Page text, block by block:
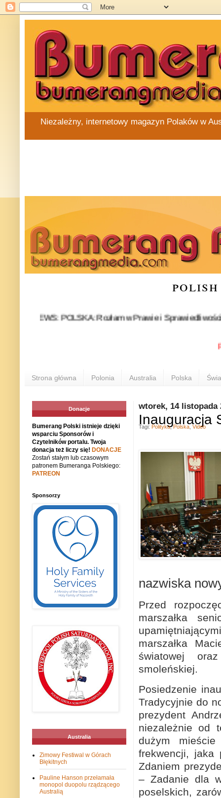
Niezależny, internetowy magazyn Polaków w
NEWS: POLSKA: Rozłam w Prawie i Sprawiedliwości
Strona główna Polonia Australia Polska
wtorek, 14 listopada
Inauguracja
nazwiska
Przed
marszałka
marszałka
światowej
smoleńskiej.
Posiedzenie
Tradycyjnie do
prezydent
niezależnie od
dużym
frekwencji, jaka
Zdaniem
– Zadanie dla
poselskich,
Tagi: Polityka,Polska Video
Donacje
Bumerang Polski istnieje dzięki
wsparciu Sponsorów i
Czytelników portalu. Twoja
donacja też liczy się! DONACJE
Zostań stałym lub czasowym
patronem Bumeranga Polskiego:
PATREON
Sponsorzy
Australia
Zimowy Festiwal w Górach
Błękitnych
Pauline Hanson przełamała
monopol duopolu rządzącego
Australią